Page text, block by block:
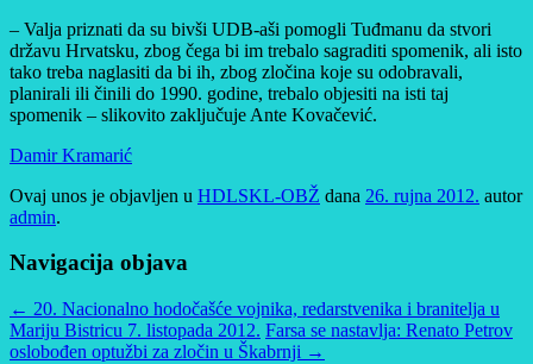
– Valja priznati da su bivši UDB-aši pomogli Tuđmanu da stvori
državu Hrvatsku, zbog čega bi im trebalo sagraditi spomenik, ali isto
tako treba naglasiti da bi ih, zbog zločina koje su odobravali,
planirali ili činili do 1990. godine, trebalo objesiti na isti taj
spomenik – slikovito zaključuje Ante Kovačević.
Damir Kramarić
Ovaj unos je objavljen u HDLSKL-OBŽ dana 26. rujna 2012. autor
admin.
Navigacija objava
← 20. Nacionalno hodočašće vojnika, redarstvenika i branitelja u
Mariju Bistricu 7. listopada 2012. Farsa se nastavlja: Renato Petrov
oslobođen optužbi za zločin u Škabrnji →